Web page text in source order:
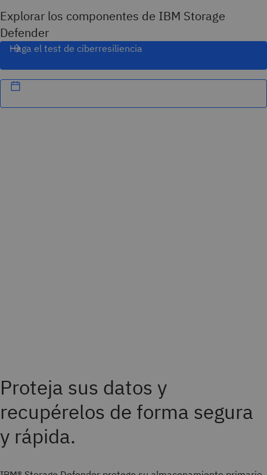
Explorar los componentes de IBM Storage
Defender
Haga el test de ciberresiliencia
Proteja sus datos y
recupérelos de forma segura
y rápida.